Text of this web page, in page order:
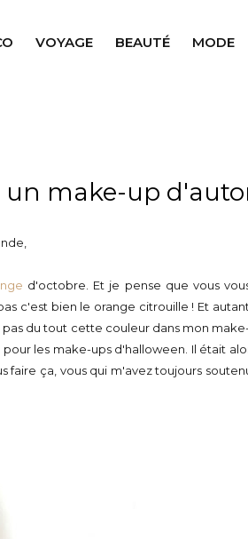
VOYAGE BEAUTÉ MODE
make-up
d'octobre. Et je pense que vous
c'est bien le orange citrouille ! Et
du tout cette couleur dans mon
les make-ups d'halloween. Il était
faire ça, vous qui m'avez toujours